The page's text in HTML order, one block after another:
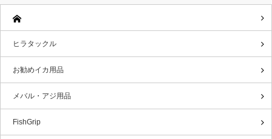
ヒラタックル
お勧めイカ用品
メバル・アジ用品
FishGrip